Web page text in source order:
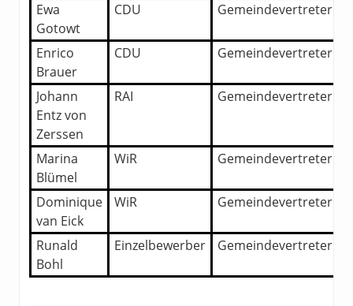
Ewa
Gotowt
CDU Gemeindevertreterin
Enrico
Brauer
CDU Gemeindevertreter
Johann
Entz von
Zerssen
RAI Gemeindevertreter
Marina
Blümel
WiR Gemeindevertreterin
Dominique
van Eick
WiR Gemeindevertreterin
Runald
Bohl
Einzelbewerber Gemeindevertreter